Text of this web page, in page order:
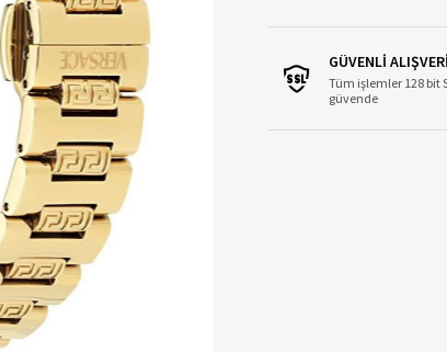
GÜVENLİ
Tüm işlemler 128 bit
güvende